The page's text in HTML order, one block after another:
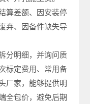
算差额、因安装停
弃、因备件缺失导
分明细，并询问质
标定费用、常用备
厂家，能够提供明
全包价，避免后期